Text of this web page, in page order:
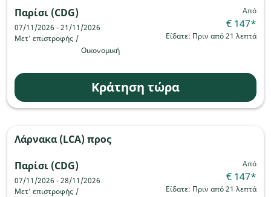
Παρίσι (CDG)
07/11/2026 - 21/11/2026
Μετ' επιστροφής /
Οικονομική
Από
€ 147*
Είδατε: Πριν από 21 λεπτά
Κράτηση τώρα
Λάρνακα (LCA)προς
Παρίσι (CDG)
07/11/2026 - 28/11/2026
Μετ' επιστροφής /
Από
€ 147*
Είδατε: Πριν από 21 λεπτά